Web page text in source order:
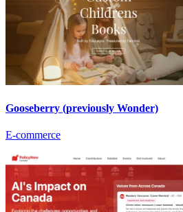
Gooseberry (previously Wonder)
E-commerce